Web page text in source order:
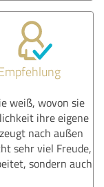
weiß, wovon sie
ihre eigene
nach außen
sehr viel Freude,
sondern auch